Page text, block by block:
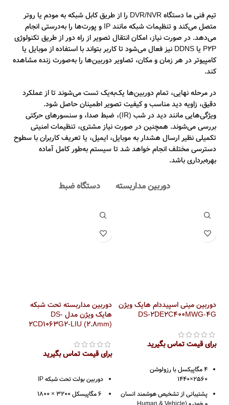
تیم فنی ما دستگاه DVR/NVR را از طریق کابل شبکه به مودم یا روتر
متصل می‌کند و تنظیمات شبکه مانند IP و پورت‌ها را به‌درستی انجام
می‌دهد. در صورت نیاز، امکان انتقال تصویر از راه دور از طریق تکنولوژی
P2P یا DDNS نیز فعال می‌شود تا کاربر بتواند با استفاده از موبایل یا
کامپیوتر در هر زمان و مکان، تصاویر دوربین‌ها را به‌صورت زنده مشاهده
کند.
در مرحله نهایی، تمام دوربین‌ها یک‌به‌یک تست می‌شوند تا از عملکرد
دقیق، زاویه دید مناسب و کیفیت تصویر اطمینان حاصل شود.
ویژگی‌هایی مانند دید در شب (IR)، ضبط صدا، و سنسورهای حرکتی
بررسی می‌شوند. همچنین در صورت نیاز مشتری، تنظیمات امنیتی
تکمیلی نظیر ارسال هشدار به موبایل، ایمیل، یا تعریف کاربران با سطوح
دسترسی مختلف انجام خواهد شد تا سیستم به‌طور کامل آماده
بهره‌برداری باشد.
دوربین مداربسته دستگاه ضبط
دوربین مینی اسپیددام هایک ویژن
DS-2DE2C400MWG-4G
برای قیمت تماس بگیرید
4 مگاپیکسل با رزولوشن
2560×1440
پشتیبانی از تشخیص هوشمند انسان
دوربین مداربسته تحت شبکه
هایک ویژن مدل DS-
2CD1063G2-LIU (2.8mm)
برای قیمت تماس بگیرید
دوربین بولت تحت شبکه IP